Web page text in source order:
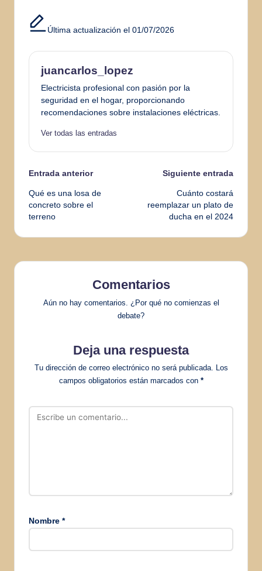
Última actualización el 01/07/2026
juancarlos_lopez
Electricista profesional con pasión por la
seguridad en el hogar, proporcionando
recomendaciones sobre instalaciones eléctricas.
Ver todas las entradas
Navegación
de
entradas
Entrada anterior
Qué es una losa de
concreto sobre el
terreno
Siguiente entrada
Cuánto costará
reemplazar un plato de
ducha en el 2024
Comentarios
Aún no hay comentarios. ¿Por qué no comienzas el
debate?
Deja una respuesta
Tu dirección de correo electrónico no será publicada. Los
campos obligatorios están marcados con *
Nombre *